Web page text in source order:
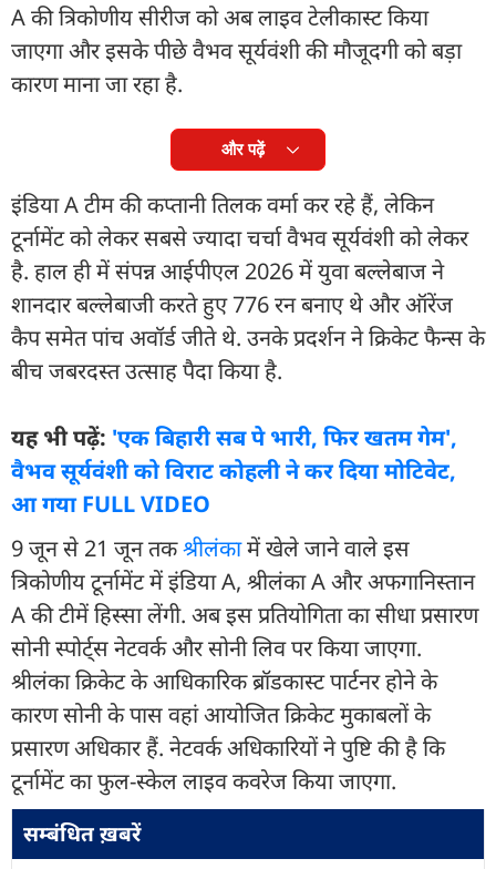
A की त्रिकोणीय सीरीज को अब लाइव टेलीकास्ट किया
जाएगा और इसके पीछे वैभव सूर्यवंशी की मौजूदगी को बड़ा
कारण माना जा रहा है.
और पढ़ें
इंड‍िया A टीम की कप्तानी त‍िलक वर्मा कर रहे हैं, लेकिन
टूर्नामेंट को लेकर सबसे ज्यादा चर्चा वैभव सूर्यवंशी को लेकर
है. हाल ही में संपन्न आईपीएल 2026 में युवा बल्लेबाज ने
शानदार बल्लेबाजी करते हुए 776 रन बनाए थे और ऑरेंज
कैप समेत पांच अवॉर्ड जीते थे. उनके प्रदर्शन ने क्रिकेट फैन्स के
बीच जबरदस्त उत्साह पैदा किया है.
यह भी पढ़ें: 'एक बिहारी सब पे भारी, फिर खतम गेम',
वैभव सूर्यवंशी को व‍िराट कोहली ने कर द‍िया मोट‍िवेट,
आ गया FULL VIDEO
9 जून से 21 जून तकश्रीलंकामें खेले जाने वाले इस
त्रिकोणीय टूर्नामेंट में इंड‍िया A, श्रीलंका A और अफगानिस्तान
A की टीमें हिस्सा लेंगी. अब इस प्रतियोगिता का सीधा प्रसारण
सोनी स्पोर्ट्स नेटवर्क और सोनी ल‍िव पर किया जाएगा.
श्रीलंका क्रिकेट के आधिकारिक ब्रॉडकास्ट पार्टनर होने के
कारण सोनी के पास वहां आयोजित क्रिकेट मुकाबलों के
प्रसारण अधिकार हैं. नेटवर्क अधिकारियों ने पुष्टि की है कि
टूर्नामेंट का फुल-स्केल लाइव कवरेज किया जाएगा.
सम्बंधित ख़बरें